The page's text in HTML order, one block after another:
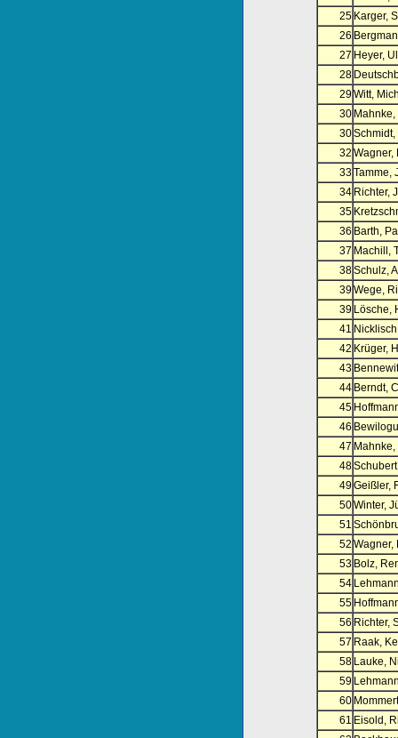
25 Karger,
26
27 Heyer,
28
29Witt,
30
30Schmidt,
32 Wagner,
33Tamme,
34 Richter,
35
36 Barth,
37 Machill,
38Schulz,
39Wege,
39 Lösche,
41
42 Krüger,
43
44 Berndt,
45
46
47
48
49Geißler,
50Winter,
51
52 Wagner,
53 Bolz,
54
55
56 Richter,
57 Raak,
58 Lauke,
59
60
61 Eisold,